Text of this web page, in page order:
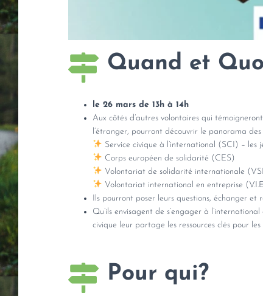
Quand et
le 26 mars de 13h à 14h
Aux côtés d’autres volontaires qui
l’étranger, pourront découvrir le panorama
Service civique à l’international (SCI) – les
Corps européen de solidarité (CES)
Volontariat de solidarité internationale
Volontariat international en entreprise
Ils pourront poser leurs questions, échanger et
Qu’ils envisagent de s’engager à
civique leur partage les ressources clés pour
Pour qui?